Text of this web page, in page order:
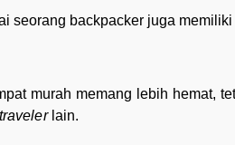
seorang backpacker juga
murah memang lebih hemat,
traveler lain.